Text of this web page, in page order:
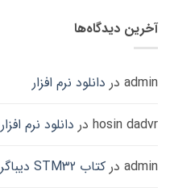
آخرین دیدگاه‌ها
admin در دانلود نرم افزار
hosin dadvr در دانلود نرم افزار
admin در کتاب STM32 دیباگران